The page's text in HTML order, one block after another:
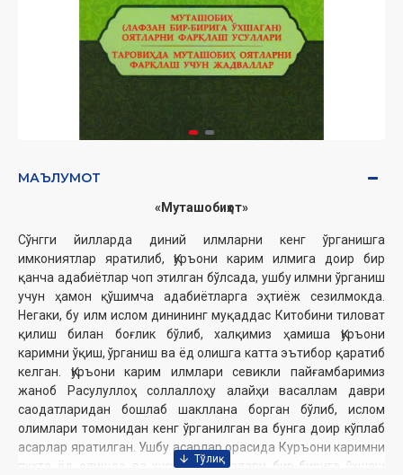
МАЪЛУМОТ
«Муташобиҳот»
Сўнгги йилларда диний илмларни кенг ўрганишга
имкониятлар яратилиб, Қуръони карим илмига доир бир
қанча адабиётлар чоп этилган бўлсада, ушбу илмни ўрганиш
учун ҳамон қўшимча адабиётларга эҳтиёж сезилмокда.
Негаки, бу илм ислом динининг муқаддас Китобини тиловат
қилиш билан боғлик бўлиб, халқимиз ҳамиша Қуръони
каримни ўқиш, ўрганиш ва ёд олишга катта эътибор қаратиб
келган. Қуръони карим илмлари севикли пайғамбаримиз
жаноб Расулуллоҳ соллаллоҳу алайҳи васаллам даври
саодатларидан бошлаб шакллана борган бўлиб, ислом
олимлари томонидан кенг ўрганилган ва бунга доир кўплаб
асарлар яратилган. Ушбу асарлар орасида Куръони каримни
пухта ёд олишда ва хусусан, лафзлари бир-бирига ўхшаш